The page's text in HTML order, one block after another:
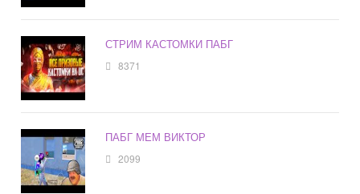
СТРИМ КАСТОМКИ ПАБГ
8371
ПАБГ МЕМ ВИКТОР
2099